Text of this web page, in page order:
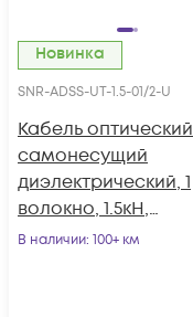
Новинка
SNR-ADSS-UT-1.5-01/2-U
Кабель оптический
самонесущий
диэлектрический, 1
волокно, 1.5кН,
катушка 2км.
В наличии: 100+ км